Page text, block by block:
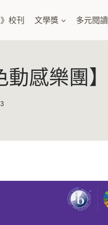
校刊 文學獎 多元閱讀
感樂團】